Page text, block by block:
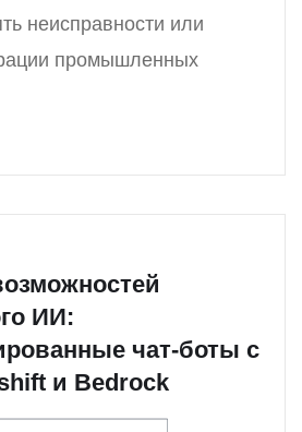
неисправности или
промышленных
ИИ:
чат-боты с
и Bedrock